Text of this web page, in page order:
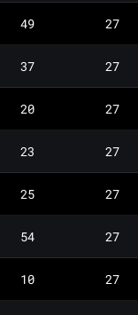
49 27
37 27
20 27
23 27
25 27
54 27
10 27